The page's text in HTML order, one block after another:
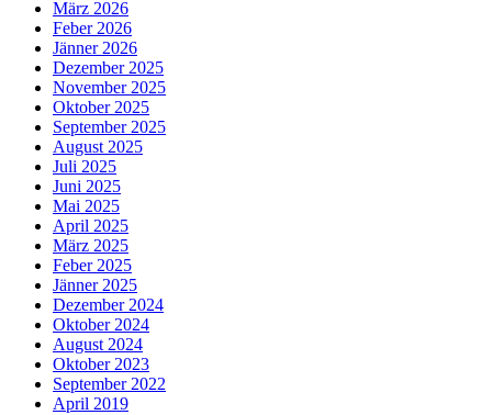
März 2026
Feber 2026
Jänner 2026
Dezember 2025
November 2025
Oktober 2025
September 2025
August 2025
Juli 2025
Juni 2025
Mai 2025
April 2025
März 2025
Feber 2025
Jänner 2025
Dezember 2024
Oktober 2024
August 2024
Oktober 2023
September 2022
April 2019